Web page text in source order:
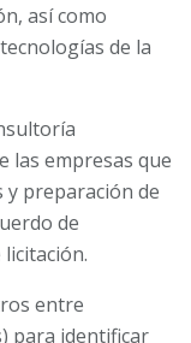
así como
de la
las empresas que
preparación de
de
entre
para identificar